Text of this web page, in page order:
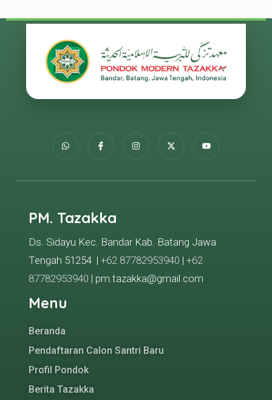
PM. Tazakka
Ds. Sidayu Kec. Bandar Kab. Batang Jawa
Tengah 51254 | +62 87782953940 | +62
87782953940 | pm.tazakka@gmail.com
Menu
Beranda
Pendaftaran Calon Santri Baru
Profil Pondok
Berita Tazakka